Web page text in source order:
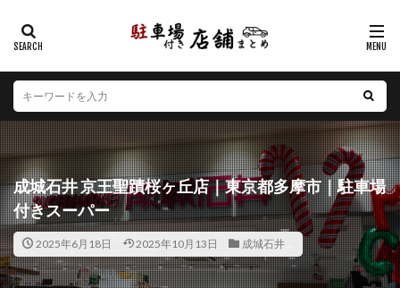
成城石井 京王聖蹟桜ヶ丘店｜東京都多摩市｜駐車場
付きスーパー
2025年6月18日 2025年10月13日 成城石井
カテゴリー
エリア
北海道 青森県 岩手県 宮城県
秋田県
山形県
福島県 茨城県 栃木県
群馬県
埼玉県
千葉県 東京都 神奈川県
新潟県
山梨県
長野県 富山県 石川県
福井県
岐阜県
静岡県 愛知県 三重県
滋賀県
京都府
大阪府 兵庫県 奈良県
和歌山県